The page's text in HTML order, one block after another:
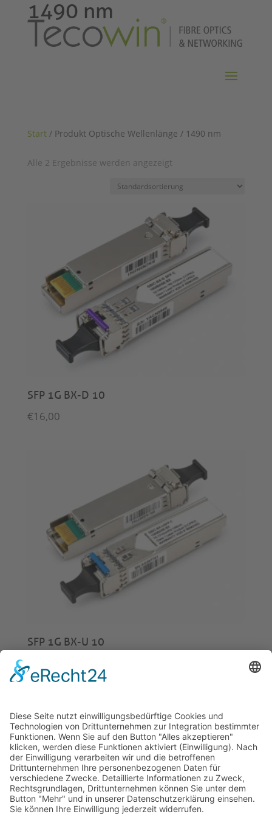
Start/ Produkt Optische Wellenlänge / 1490 nm
1490 nm
Alle 2 Ergebnisse werden angezeigt
SFP 1G BX-D 10
€16,00
SFP 1G BX-U 10
€
© 2026 Tecowin GmbH |Impressum|Datenschutz
| Widerrufsrecht|AGB| Gewährleistung|RMA